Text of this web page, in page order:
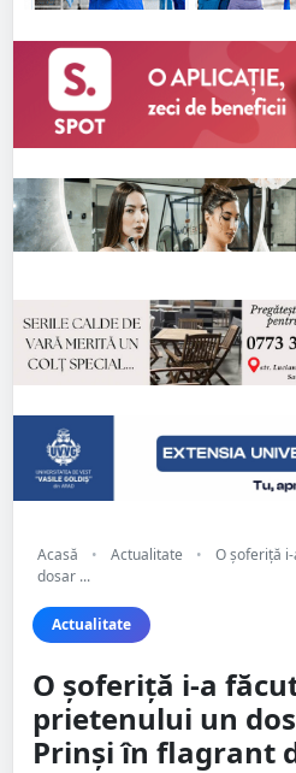
Acasă • Actualitate •
O șoferiță
dosar ...
Actualitate
O șoferiță i-a
prietenului un
Prinși în flagrant